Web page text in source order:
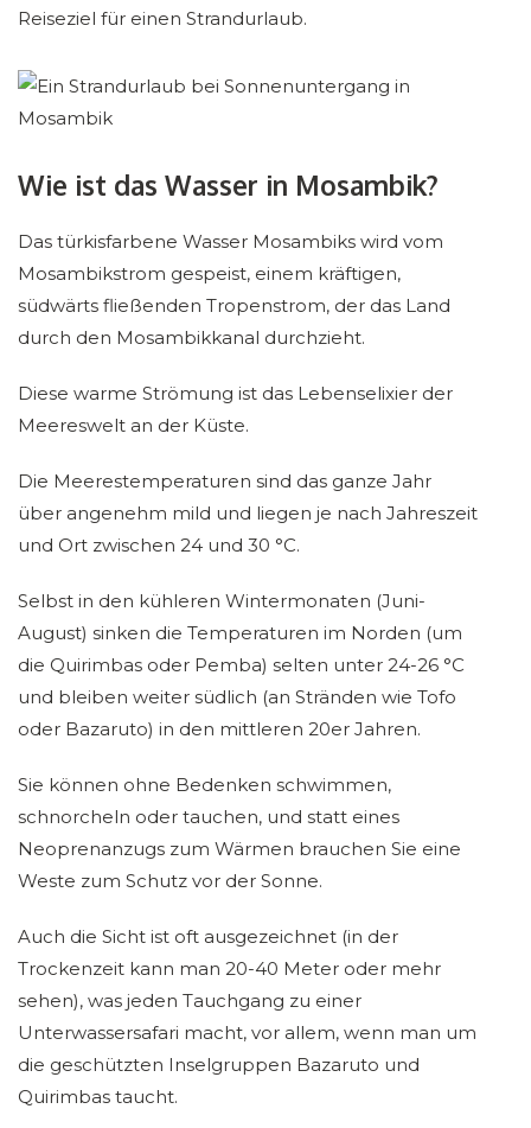
Reiseziel für einen Strandurlaub.
Wie ist das Wasser in Mosambik?
Das türkisfarbene Wasser Mosambiks wird vom
Mosambikstrom gespeist, einem kräftigen,
südwärts fließenden Tropenstrom, der das Land
durch den Mosambikkanal durchzieht.
Diese warme Strömung ist das Lebenselixier der
Meereswelt an der Küste.
Die Meerestemperaturen sind das ganze Jahr
über angenehm mild und liegen je nach Jahreszeit
und Ort zwischen 24 und 30 °C.
Selbst in den kühleren Wintermonaten (Juni-
August) sinken die Temperaturen im Norden (um
die Quirimbas oder Pemba) selten unter 24-26 °C
und bleiben weiter südlich (an Stränden wie Tofo
oder Bazaruto) in den mittleren 20er Jahren.
Sie können ohne Bedenken schwimmen,
schnorcheln oder tauchen, und statt eines
Neoprenanzugs zum Wärmen brauchen Sie eine
Weste zum Schutz vor der Sonne.
Auch die Sicht ist oft ausgezeichnet (in der
Trockenzeit kann man 20-40 Meter oder mehr
sehen), was jeden Tauchgang zu einer
Unterwassersafari macht, vor allem, wenn man um
die geschützten Inselgruppen Bazaruto und
Quirimbas taucht.